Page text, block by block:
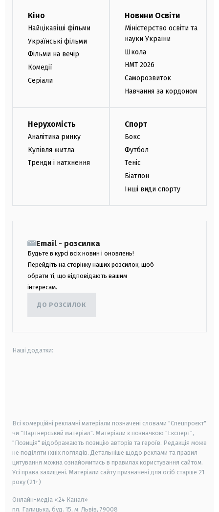
Кіно
Найцікавіші фільми
Українські фільми
Фільми на вечір
Комедії
Серіали
Новини Освіти
Міністерство освіти та
науки України
Школа
НМТ 2026
Саморозвиток
Навчання за кордоном
Нерухомість
Аналітика ринку
Купівля житла
Тренди і натхнення
Спорт
Бокс
Футбол
Теніс
Біатлон
Інші види спорту
Email - розсилка
Будьте в курсі всіх новин і оновлень!
Перейдіть на сторінку наших розсилок, щоб
обрати ті, що відповідають вашим
інтересам.
ДО РОЗСИЛОК
Наші додатки:
Всі комерційні рекламні матеріали позначені словами "Спецпроєкт"
чи "Партнерський матеріал". Матеріали з позначкою "Експерт",
"Позиція" відображають позицію авторів та героїв. Редакція може
не поділяти їхніх поглядів. Детальніше щодо реклами та правил
цитування можна ознайомитись в правилах користування сайтом.
Усі права захищені. Матеріали сайту призначені для осіб старше 21
року (21+)
Онлайн-медіа «24 Канал»
пл. Галицька, буд. 15, м. Львів, 79008